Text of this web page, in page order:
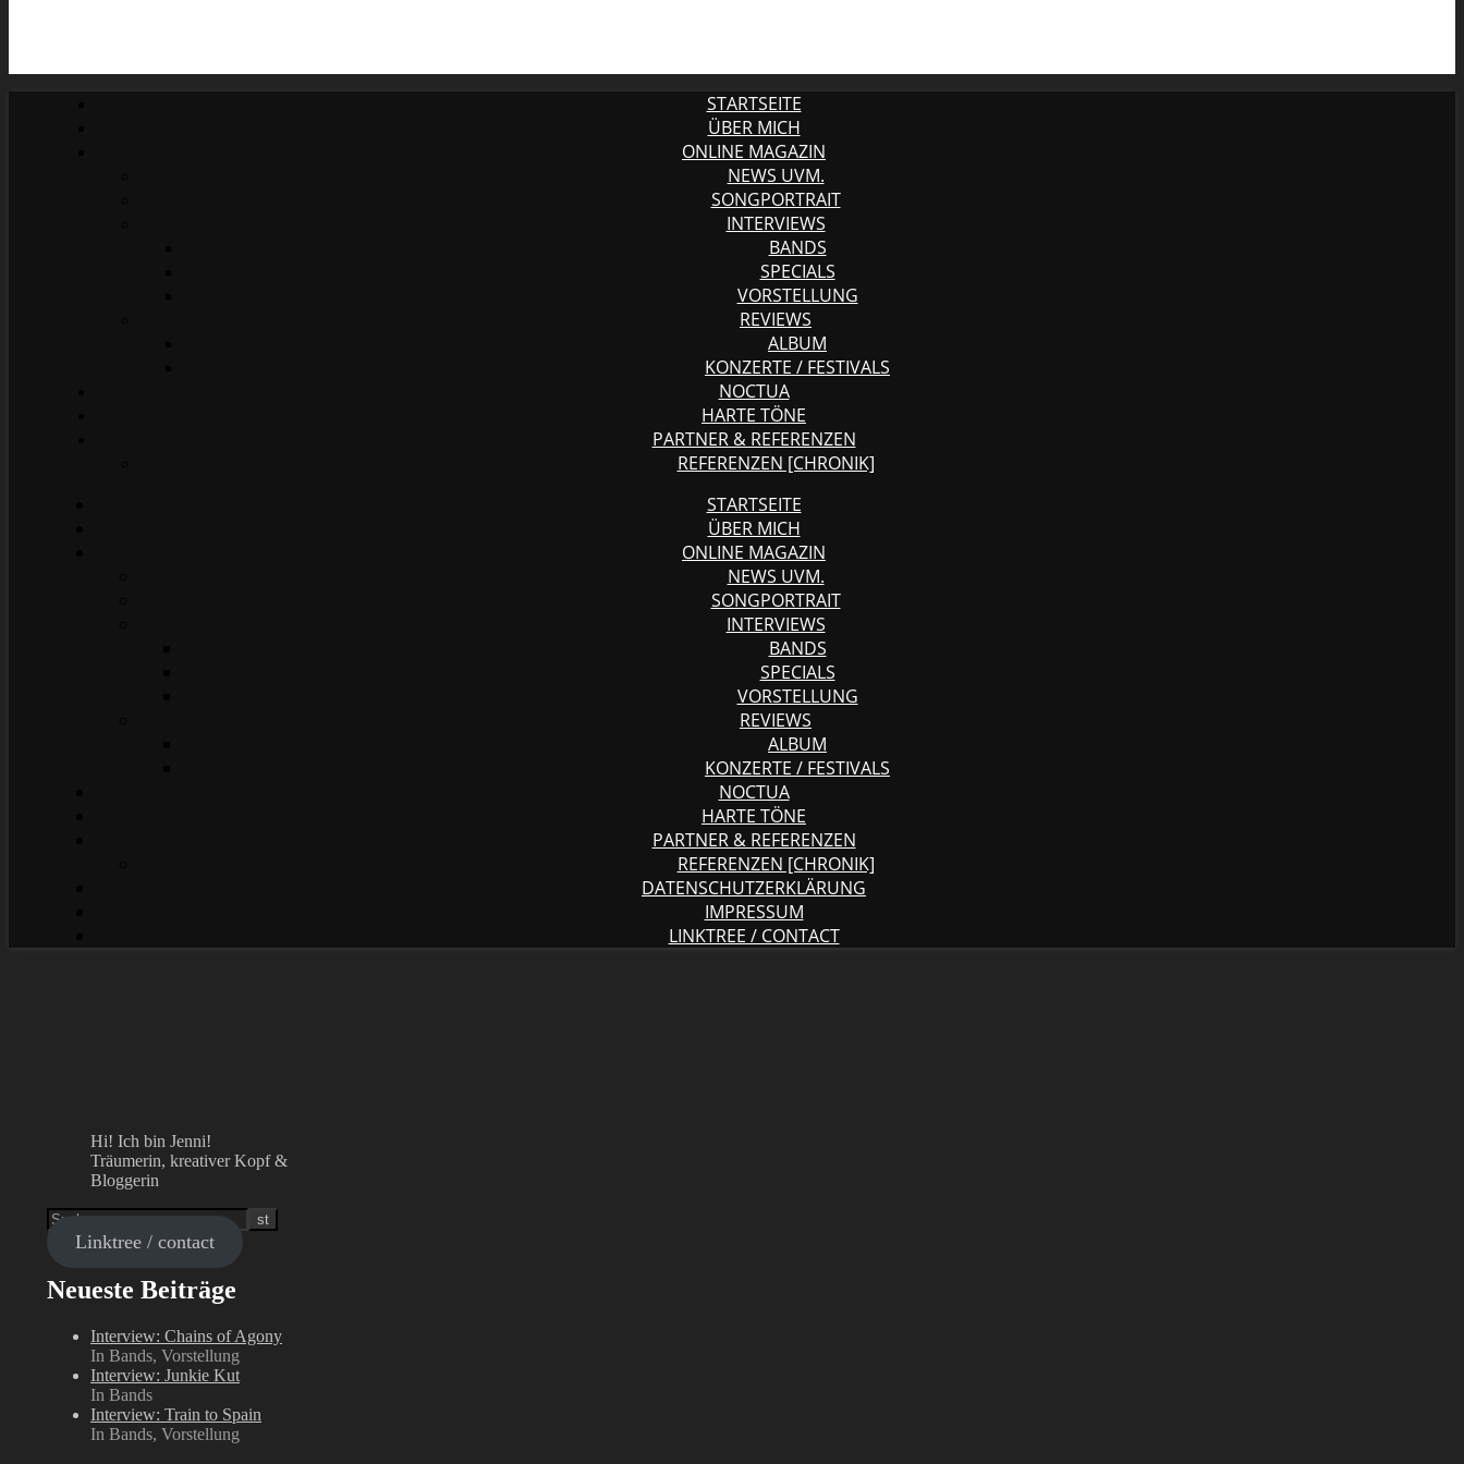
STARTSEITE
ÜBER MICH
ONLINE MAGAZIN
NEWS UVM.
SONGPORTRAIT
INTERVIEWS
BANDS
SPECIALS
VORSTELLUNG
REVIEWS
ALBUM
KONZERTE / FESTIVALS
NOCTUA
HARTE TÖNE
PARTNER & REFERENZEN
REFERENZEN [CHRONIK]
STARTSEITE
ÜBER MICH
ONLINE MAGAZIN
NEWS UVM.
SONGPORTRAIT
INTERVIEWS
BANDS
SPECIALS
VORSTELLUNG
REVIEWS
ALBUM
KONZERTE / FESTIVALS
NOCTUA
HARTE TÖNE
PARTNER & REFERENZEN
REFERENZEN [CHRONIK]
DATENSCHUTZERKLÄRUNG
IMPRESSUM
LINKTREE / CONTACT
Hi! Ich bin Jenni!
Träumerin, kreativer Kopf &
Bloggerin
Linktree / contact
Neueste Beiträge
Interview: Chains of Agony
In Bands, Vorstellung
Interview: Junkie Kut
In Bands
Interview: Train to Spain
In Bands, Vorstellung